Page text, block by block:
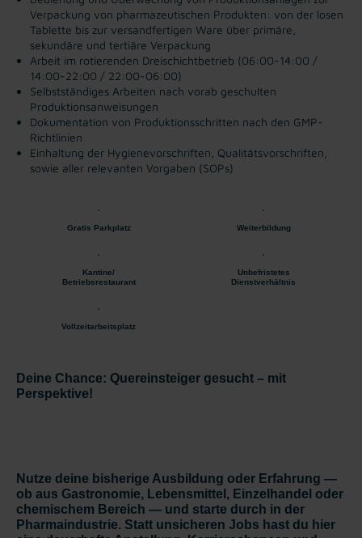
Verpackung von pharmazeutischen Produkten: von der losen
Tablette bis zur versandfertigen Ware über primäre,
sekundäre und tertiäre Verpackung
Arbeit im rotierenden Dreischichtbetrieb (06:00-14:00 /
14:00-22:00 / 22:00-06:00)
Selbstständiges Arbeiten nach vorab geschulten
Produktionsanweisungen
Dokumentation von Produktionsschritten nach den GMP-
Richtlinien
Einhaltung der Hygienevorschriften, Qualitätsvorschriften,
sowie aller relevanten Vorgaben (SOPs)
Gratis Parkplatz Weiterbildung
Kantine/
Betriebsrestaurant
Unbefristetes
Dienstverhältnis
Vollzeitarbeitsplatz
Deine Chance: Quereinsteiger gesucht – mit
Perspektive!
Nutze deine bisherige Ausbildung oder Erfahrung —
ob aus Gastronomie, Lebensmittel, Einzelhandel oder
chemischem Bereich — und starte durch in der
Pharmaindustrie. Statt unsicheren Jobs hast du hier